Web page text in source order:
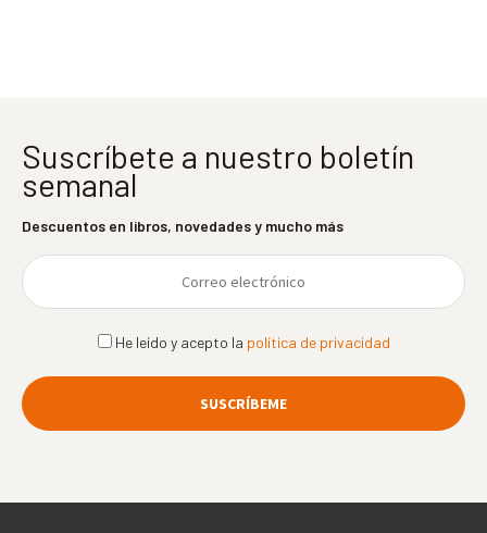
Suscríbete a nuestro boletín
semanal
Descuentos en libros, novedades y mucho más
He leído y acepto la política de privacidad